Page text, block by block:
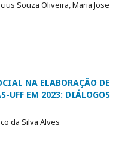
Souza Oliveira, Maria Jose
NA ELABORAÇÃO DE
UFF EM 2023: DIÁLOGOS
da Silva Alves